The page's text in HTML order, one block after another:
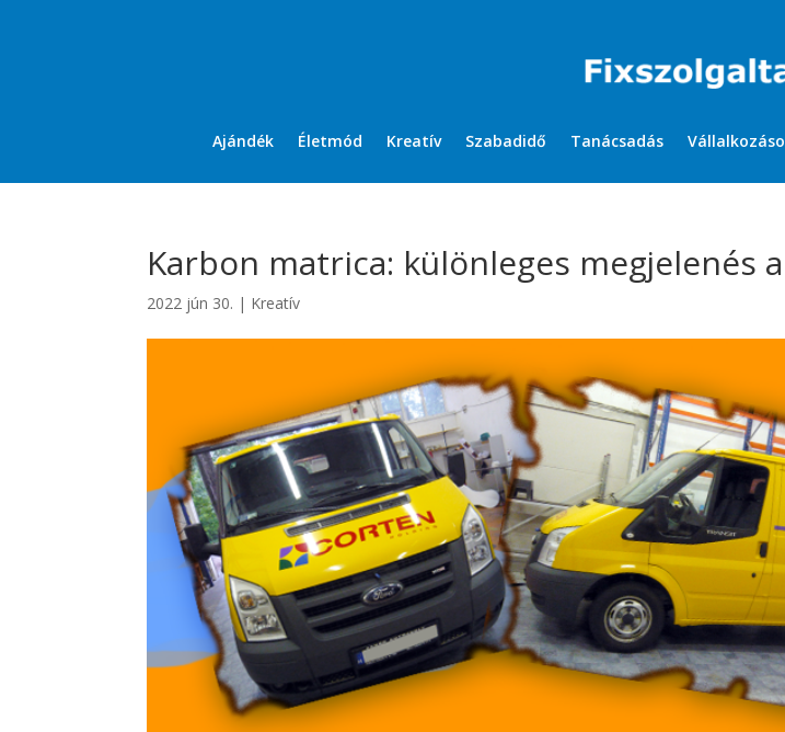
Ajándék Életmód Kreatív Szabadidő Tanácsadás
Karbon matrica: különleges megjelenés
2022 jún 30. | Kreatív